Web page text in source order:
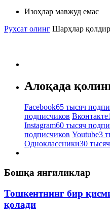
Изоҳлар мавжуд емас
Рухсат олинг Шарҳлар
Алоқада
Facebook65 тысяч
подписчиков Вконтакте
Instagram60 тысяч
подписчиков Youtube3
Одноклассники30
Бошқа янгиликлар
Тошкентнинг бир
қолади